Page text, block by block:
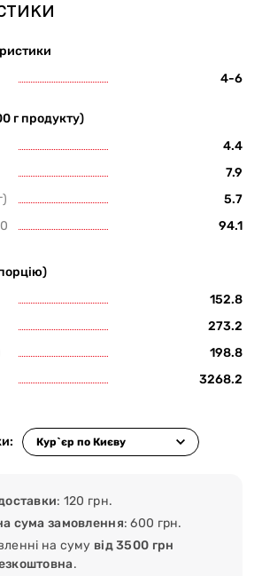
4-6
г продукту)
4.4
7.9
5.7
94.1
152.8
273.2
198.8
3268.2
: 120 грн.
сума замовлення: 600 грн.
на суму від 3500 грн
.